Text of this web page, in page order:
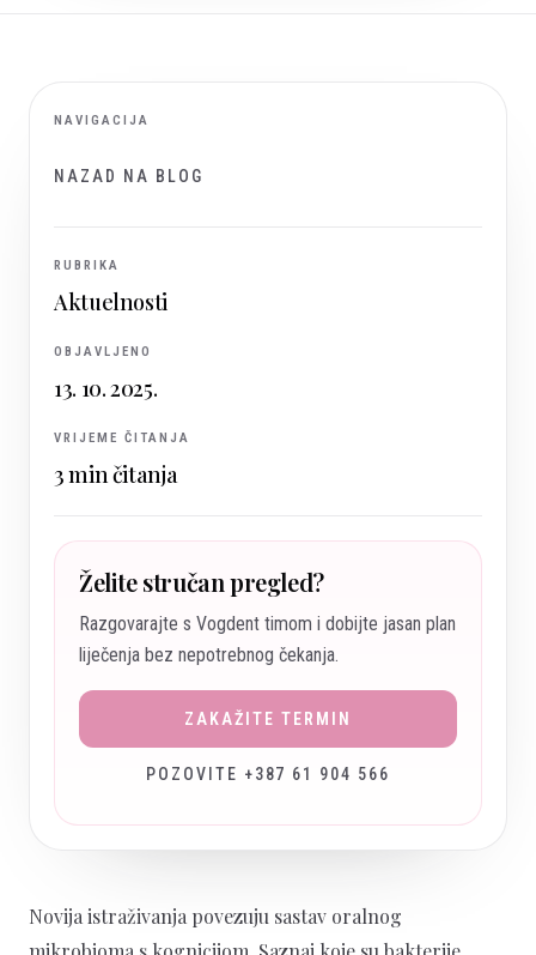
NAVIGACIJA
NAZAD NA BLOG
RUBRIKA
Aktuelnosti
OBJAVLJENO
13. 10. 2025.
VRIJEME ČITANJA
3min čitanja
Želite stručan pregled?
Razgovarajte s Vogdent timom i dobijte jasan plan
liječenja bez nepotrebnog čekanja.
ZAKAŽITE TERMIN
POZOVITE +387 61 904 566
Novija istraživanja povezuju sastav oralnog